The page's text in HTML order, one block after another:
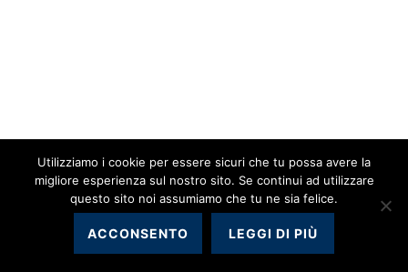
Utilizziamo i cookie per essere sicuri che tu possa avere la
migliore esperienza sul nostro sito. Se continui ad utilizzare
questo sito noi assumiamo che tu ne sia felice.
ACCONSENTO LEGGI DI PIÙ